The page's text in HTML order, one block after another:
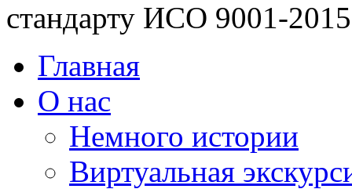
стандарту ИСО 9001-2015
Главная
О нас
Немного истории
Виртуальная